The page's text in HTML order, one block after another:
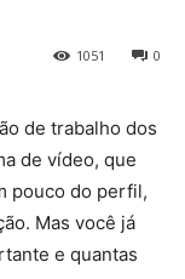
0
1051
de trabalho dos
de vídeo, que
pouco do perfil,
Mas você já
e quantas